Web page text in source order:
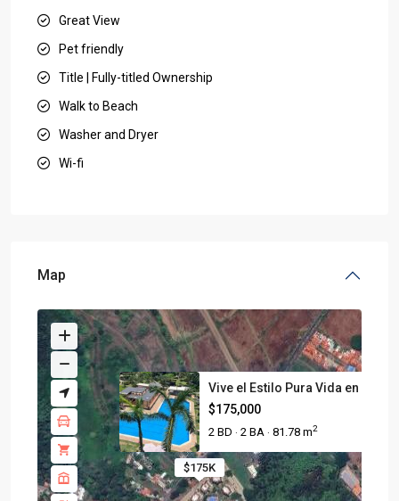
Great View
Pet friendly
Title | Fully-titled Ownership
Walk to Beach
Washer and Dryer
Wi-fi
Map
$175K
Vive el Estilo Pura Vida en Ja...
$175,000
2 BD · 2 BA · 81.78 m2